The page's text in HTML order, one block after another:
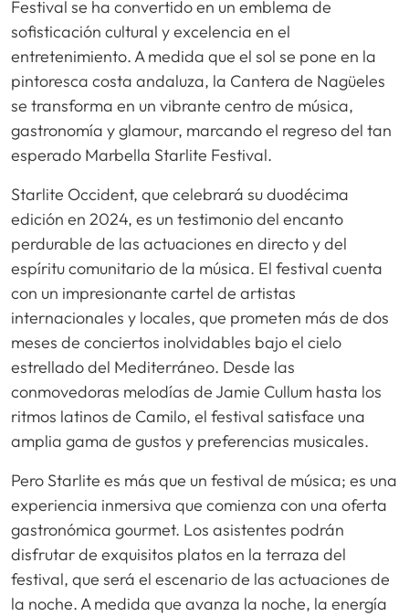
Festival se ha convertido en un emblema de
sofisticación cultural y excelencia en el
entretenimiento. A medida que el sol se pone en la
pintoresca costa andaluza, la Cantera de Nagüeles
se transforma en un vibrante centro de música,
gastronomía y glamour, marcando el regreso del tan
esperado Marbella Starlite Festival.
Starlite Occident, que celebrará su duodécima
edición en 2024, es un testimonio del encanto
perdurable de las actuaciones en directo y del
espíritu comunitario de la música. El festival cuenta
con un impresionante cartel de artistas
internacionales y locales, que prometen más de dos
meses de conciertos inolvidables bajo el cielo
estrellado del Mediterráneo. Desde las
conmovedoras melodías de Jamie Cullum hasta los
ritmos latinos de Camilo, el festival satisface una
amplia gama de gustos y preferencias musicales.
Pero Starlite es más que un festival de música; es una
experiencia inmersiva que comienza con una oferta
gastronómica gourmet. Los asistentes podrán
disfrutar de exquisitos platos en la terraza del
festival, que será el escenario de las actuaciones de
la noche. A medida que avanza la noche, la energía